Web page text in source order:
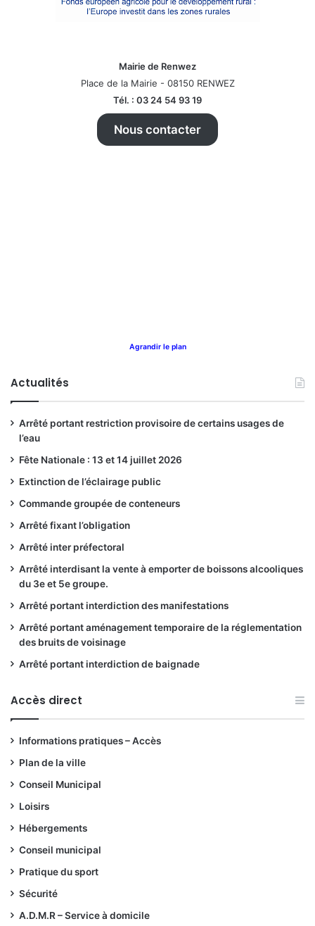
Mairie de Renwez
Place de la Mairie - 08150 RENWEZ
Tél. : 03 24 54 93 19
Nous contacter
Agrandir le plan
Actualités
Arrêté portant restriction provisoire de certains usages de
l’eau
Fête Nationale : 13 et 14 juillet 2026
Extinction de l’éclairage public
Commande groupée de conteneurs
Arrêté fixant l’obligation
Arrêté inter préfectoral
Arrêté interdisant la vente à emporter de boissons alcooliques
du 3e et 5e groupe.
Arrêté portant interdiction des manifestations
Arrêté portant aménagement temporaire de la réglementation
des bruits de voisinage
Arrêté portant interdiction de baignade
Accès direct
Informations pratiques – Accès
Plan de la ville
Conseil Municipal
Loisirs
Hébergements
Conseil municipal
Pratique du sport
Sécurité
A.D.M.R – Service à domicile